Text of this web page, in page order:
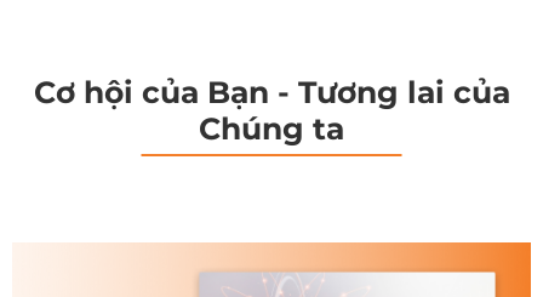
Cơ hội của Bạn - Tương lai của
Chúng ta